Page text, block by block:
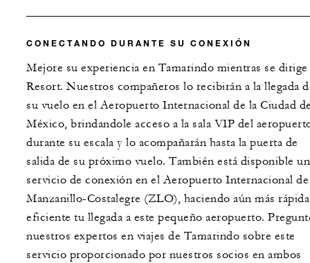
CONECTANDO DURANTE SU CONEXIÓN
Mejore su experiencia en Tamarindo mientras se dirige
Resort. Nuestros compañeros lo recibirán a la llegada
su vuelo en el Aeropuerto Internacional de la Ciudad
México, brindandole acceso a la sala VIP del
durante su escala y lo acompañarán hasta la puerta de
salida de su próximo vuelo. También está disponible un
servicio de conexión en el Aeropuerto Internacional de
Manzanillo-Costalegre (ZLO), haciendo aún más
eficiente tu llegada a este pequeño aeropuerto.
nuestros expertos en viajes de Tamarindo sobre este
servicio proporcionado por nuestros socios en ambos